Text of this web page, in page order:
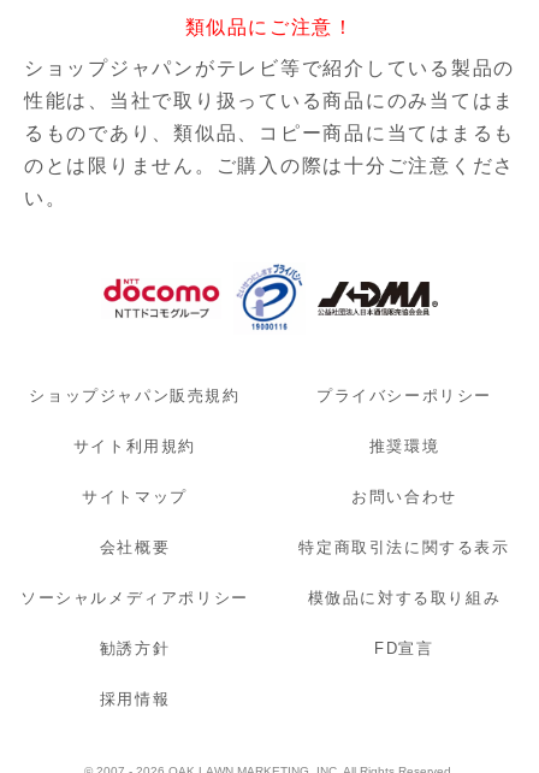
類似品にご注意！
ショップジャパンがテレビ等で紹介している製品の
性能は、当社で取り扱っている商品にのみ当てはま
るものであり、類似品、コピー商品に当てはまるも
のとは限りません。ご購入の際は十分ご注意くださ
い。
ショップジャパン販売規約 プライバシーポリシー
サイト利用規約 推奨環境
サイトマップ お問い合わせ
会社概要 特定商取引法に関する表示
ソーシャルメディアポリシー 模倣品に対する取り組み
勧誘方針 FD宣言
採用情報